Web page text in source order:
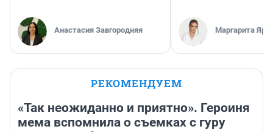
Анастасия Завгородняя Маргарита
РЕКОМЕНДУЕМ
«Так неожиданно и приятно». Героиня
мема вспомнила о съемках с гуру